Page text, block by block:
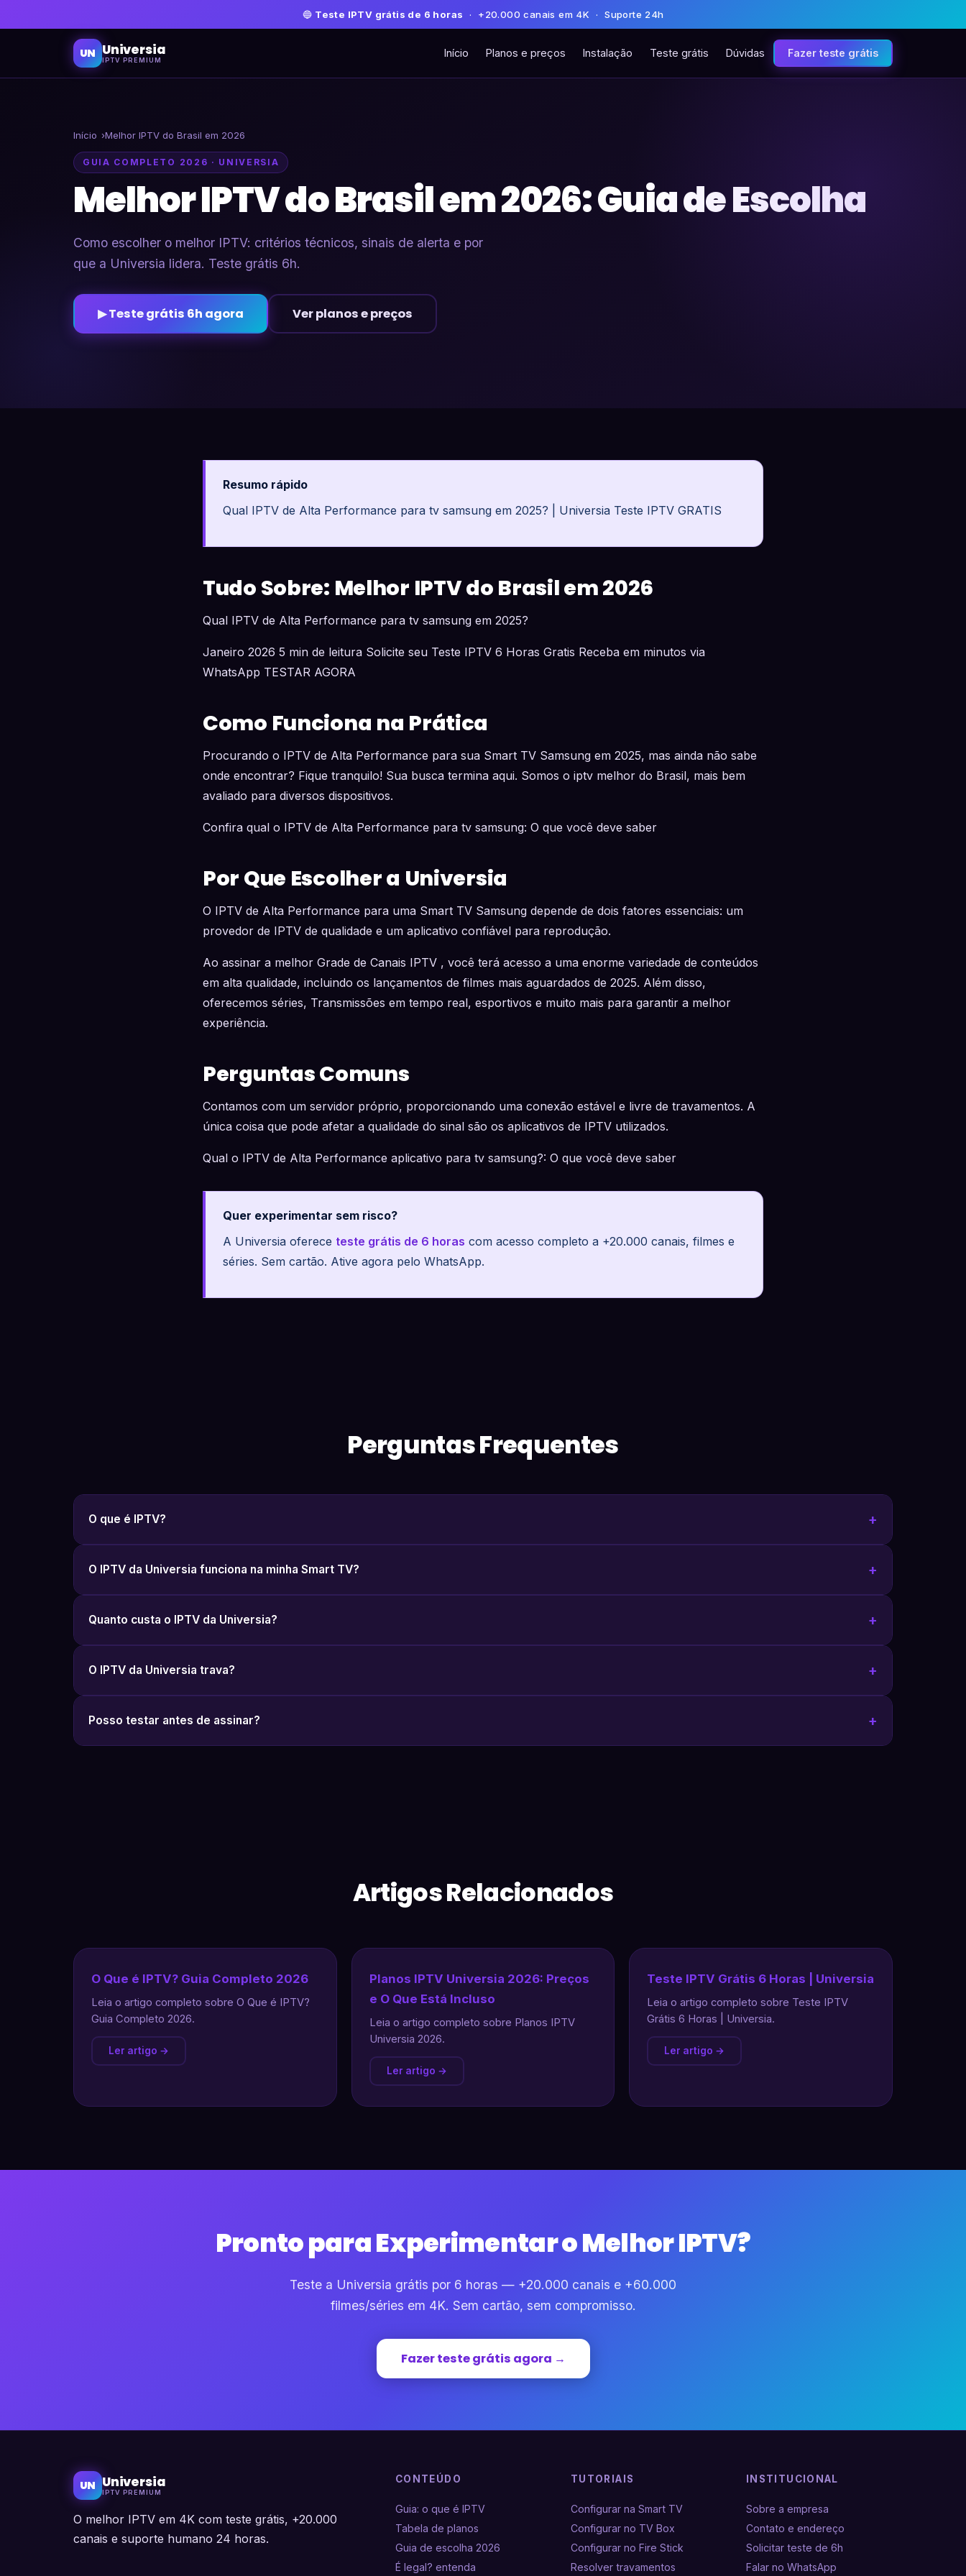
🔵 Teste IPTV grátis de 6 horas · +20.000 canais em 4K · Suporte 24h
UN Universia
IPTV PREMIUM
Início Planos e preços Instalação Teste grátis Dúvidas Fazer teste grátis
Início Melhor IPTV do Brasil em 2026
GUIA COMPLETO 2026 · UNIVERSIA
Melhor IPTV do Brasil em 2026: Guia de Escolha
Como escolher o melhor IPTV: critérios técnicos, sinais de alerta e por
que a Universia lidera. Teste grátis 6h.
▶ Teste grátis 6h agora Ver planos e preços
Resumo rápido
Qual IPTV de Alta Performance para tv samsung em 2025? | Universia Teste IPTV GRATIS
Tudo Sobre: Melhor IPTV do Brasil em 2026
Qual IPTV de Alta Performance para tv samsung em 2025?
Janeiro 2026 5 min de leitura Solicite seu Teste IPTV 6 Horas Gratis Receba em minutos via
WhatsApp TESTAR AGORA
Como Funciona na Prática
Procurando o IPTV de Alta Performance para sua Smart TV Samsung em 2025, mas ainda não sabe
onde encontrar? Fique tranquilo! Sua busca termina aqui. Somos o iptv melhor do Brasil, mais bem
avaliado para diversos dispositivos.
Confira qual o IPTV de Alta Performance para tv samsung: O que você deve saber
Por Que Escolher a Universia
O IPTV de Alta Performance para uma Smart TV Samsung depende de dois fatores essenciais: um
provedor de IPTV de qualidade e um aplicativo confiável para reprodução.
Ao assinar a melhor Grade de Canais IPTV , você terá acesso a uma enorme variedade de conteúdos
em alta qualidade, incluindo os lançamentos de filmes mais aguardados de 2025. Além disso,
oferecemos séries, Transmissões em tempo real, esportivos e muito mais para garantir a melhor
experiência.
Perguntas Comuns
Contamos com um servidor próprio, proporcionando uma conexão estável e livre de travamentos. A
única coisa que pode afetar a qualidade do sinal são os aplicativos de IPTV utilizados.
Qual o IPTV de Alta Performance aplicativo para tv samsung?: O que você deve saber
Quer experimentar sem risco?
A Universia oferece teste grátis de 6 horas com acesso completo a +20.000 canais, filmes e
séries. Sem cartão. Ative agora pelo WhatsApp.
Perguntas Frequentes
O que é IPTV?
O IPTV da Universia funciona na minha Smart TV?
Quanto custa o IPTV da Universia?
O IPTV da Universia trava?
Posso testar antes de assinar?
Artigos Relacionados
O Que é IPTV? Guia Completo 2026
Leia o artigo completo sobre O Que é IPTV?
Guia Completo 2026.
Ler artigo →
Planos IPTV Universia 2026: Preços
e O Que Está Incluso
Leia o artigo completo sobre Planos IPTV
Universia 2026.
Ler artigo →
Teste IPTV Grátis 6 Horas | Universia
Leia o artigo completo sobre Teste IPTV
Grátis 6 Horas | Universia.
Ler artigo →
Pronto para Experimentar o Melhor IPTV?
Teste a Universia grátis por 6 horas — +20.000 canais e +60.000
filmes/séries em 4K. Sem cartão, sem compromisso.
Fazer teste grátis agora →
UN Universia
IPTV PREMIUM
O melhor IPTV em 4K com teste grátis, +20.000
canais e suporte humano 24 horas.
CONTEÚDO
Guia: o que é IPTV
Tabela de planos
Guia de escolha 2026
É legal? entenda
TUTORIAIS
Configurar na Smart TV
Configurar no TV Box
Configurar no Fire Stick
Resolver travamentos
INSTITUCIONAL
Sobre a empresa
Contato e endereço
Solicitar teste de 6h
Falar no WhatsApp